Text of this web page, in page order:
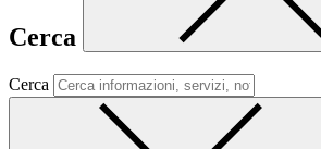
Cerca
Cerca